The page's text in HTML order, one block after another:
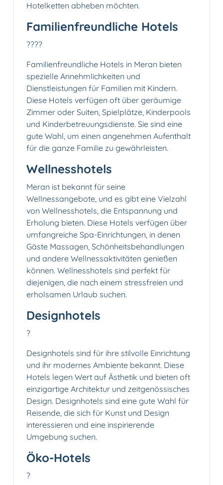
Hotelketten abheben möchten.
Familienfreundliche Hotels
?‍?‍?‍?
Familienfreundliche Hotels in Meran bieten
spezielle Annehmlichkeiten und
Dienstleistungen für Familien mit Kindern.
Diese Hotels verfügen oft über geräumige
Zimmer oder Suiten, Spielplätze, Kinderpools
und Kinderbetreuungsdienste. Sie sind eine
gute Wahl, um einen angenehmen Aufenthalt
für die ganze Familie zu gewährleisten.
Wellnesshotels
Meran ist bekannt für seine
Wellnessangebote, und es gibt eine Vielzahl
von Wellnesshotels, die Entspannung und
Erholung bieten. Diese Hotels verfügen über
umfangreiche Spa-Einrichtungen, in denen
Gäste Massagen, Schönheitsbehandlungen
und andere Wellnessaktivitäten genießen
können. Wellnesshotels sind perfekt für
diejenigen, die nach einem stressfreien und
erholsamen Urlaub suchen.
Designhotels
?
Designhotels sind für ihre stilvolle Einrichtung
und ihr modernes Ambiente bekannt. Diese
Hotels legen Wert auf Ästhetik und bieten oft
einzigartige Architektur und zeitgenössisches
Design. Designhotels sind eine gute Wahl für
Reisende, die sich für Kunst und Design
interessieren und eine inspirierende
Umgebung suchen.
Öko-Hotels
?